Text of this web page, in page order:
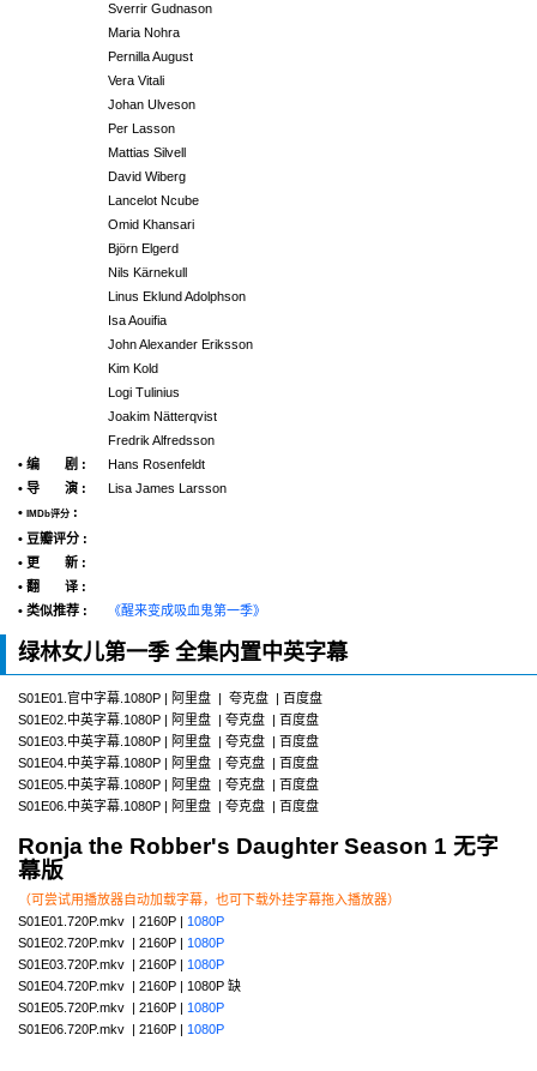
Sverrir Gudnason
Maria Nohra
Pernilla August
Vera Vitali
Johan Ulveson
Per Lasson
Mattias Silvell
David Wiberg
Lancelot Ncube
Omid Khansari
Björn Elgerd
Nils Kärnekull
Linus Eklund Adolphson
Isa Aouifia
John Alexander Eriksson
Kim Kold
Logi Tulinius
Joakim Nätterqvist
Fredrik Alfredsson
• 编 剧 :
Hans Rosenfeldt
• 导 演 :
Lisa James Larsson
•
IMDb评分 :
• 豆瓣评分 :
• 更 新 :
• 翻 译 :
• 类似推荐 :
《醒来变成吸血鬼第一季》
绿林女儿第一季 全集内置中英字幕
S01E01.官中字幕.1080P | 阿里盘 | 夸克盘 | 百度盘
S01E02.中英字幕.1080P | 阿里盘 | 夸克盘 | 百度盘
S01E03.中英字幕.1080P | 阿里盘 | 夸克盘 | 百度盘
S01E04.中英字幕.1080P | 阿里盘 | 夸克盘 | 百度盘
S01E05.中英字幕.1080P | 阿里盘 | 夸克盘 | 百度盘
S01E06.中英字幕.1080P | 阿里盘 | 夸克盘 | 百度盘
Ronja the Robber's Daughter Season 1 无字
幕版
（可尝试用播放器自动加载字幕，也可下载外挂字幕拖入播放器）
S01E01.720P.mkv | 2160P | 1080P
S01E02.720P.mkv | 2160P | 1080P
S01E03.720P.mkv | 2160P | 1080P
S01E04.720P.mkv | 2160P | 1080P 缺
S01E05.720P.mkv | 2160P | 1080P
S01E06.720P.mkv | 2160P | 1080P